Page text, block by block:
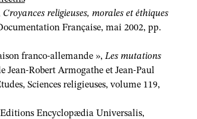
Croyances religieuses, morales et éthiques
Française, mai 2002, pp.
franco-allemande », Les mutations
Jean-Robert Armogathe et Jean-Paul
Sciences religieuses, volume 119,
Encyclopædia Universalis,